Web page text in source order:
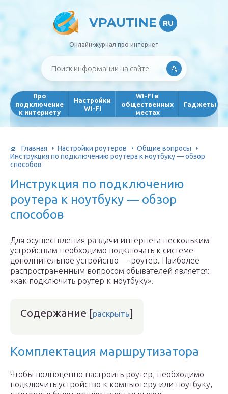
VPAUTINE RU
Онлайн-журнал про интернет
Про
подключение
к интернету
Настройки
Wi-Fi
WI-FI в
общественных
местах
Гаджеты
Главная Настройки роутеров
Общие вопросы
Инструкция по подключению роутера к ноутбуку — обзор
способов
Инструкция по подключению
роутера к ноутбуку — обзор
способов
Для осуществления раздачи интернета нескольким
устройствам необходимо подключать к системе
дополнительное устройство — роутер. Наиболее
распространенным вопросом обывателей является:
«как подключить роутер к ноутбуку».
Содержание [раскрыть]
Комплектация маршрутизатора
Чтобы полноценно настроить роутер, необходимо
подключить устройство к компьютеру или ноутбуку,